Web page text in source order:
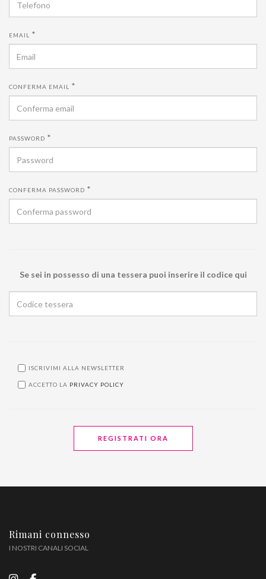
EMAIL *
CONFERMA EMAIL *
PASSWORD *
CONFERMA PASSWORD *
Se sei in possesso di una tessera puoi inserire il codice qui
ISCRIVIMI ALLA NEWSLETTER
ACCETTO LA PRIVACY POLICY
REGISTRATI ORA
Rimani connesso
I NOSTRI CANALI SOCIAL